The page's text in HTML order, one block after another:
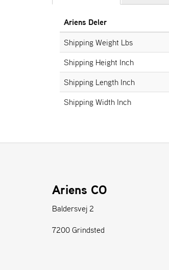
Ariens Deler
Shipping Weight Lbs
Shipping Height Inch
Shipping Length Inch
Shipping Width Inch
Ariens CO
Baldersvej 2
7200 Grindsted